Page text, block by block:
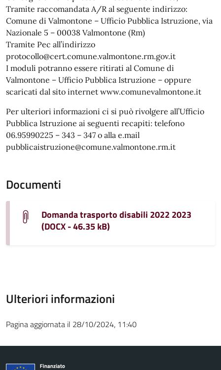
Tramite raccomandata A/R al seguente indirizzo:
Comune di Valmontone – Ufficio Pubblica Istruzione, via
Nazionale 5 – 00038 Valmontone (Rm)
Tramite Pec all’indirizzo
protocollo@cert.comune.valmontone.rm.gov.it
I moduli potranno essere ritirati al Comune di
Valmontone – Ufficio Pubblica Istruzione – oppure
scaricati dal sito internet www.comunevalmontone.it
Per ulteriori informazioni ci si può rivolgere all’Ufficio
Pubblica Istruzione ai seguenti recapiti: telefono
06.95990225 – 343 – 347 o alla e.mail
pubblicaistruzione@comune.valmontone.rm.it
Documenti
Domanda trasporto disabili 2022 2023
(DOCX - 46.35 kB)
Ulteriori informazioni
Pagina aggiornata il 28/10/2024, 11:40